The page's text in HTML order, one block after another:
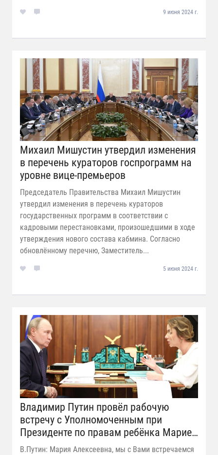
9 июня 2024 г.
Михаил Мишустин утвердил изменения
в перечень кураторов госпрограмм на
уровне вице-премьеров
Председатель Правительства Михаил Мишустин
утвердил изменения в перечень кураторов
государственных программ в соответствии с
кадровыми перестановками, произошедшими в ходе
утверждения нового состава кабмина. Согласно
обновлённому перечню, Заместитель...
5 июня 2024 г.
Владимир Путин провёл рабочую
встречу с Уполномоченным при
Президенте по правам ребёнка Марией
Львовой-Беловой
В.Путин: Мария Алексеевна, мы с Вами встречаемся